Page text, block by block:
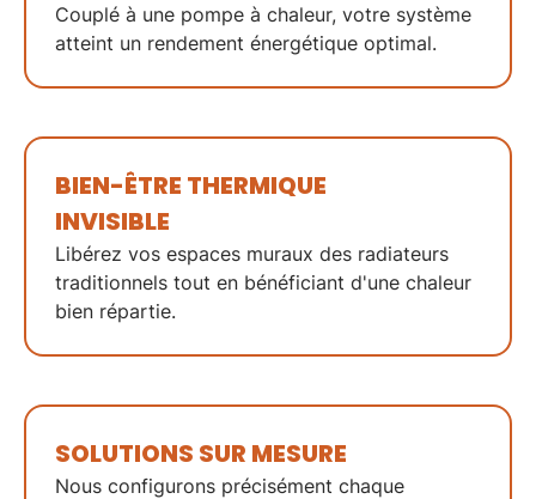
Couplé à une pompe à chaleur, votre système
atteint un rendement énergétique optimal.
BIEN-ÊTRE THERMIQUE
INVISIBLE
Libérez vos espaces muraux des radiateurs
traditionnels tout en bénéficiant d'une chaleur
bien répartie.
SOLUTIONS SUR MESURE
Nous configurons précisément chaque